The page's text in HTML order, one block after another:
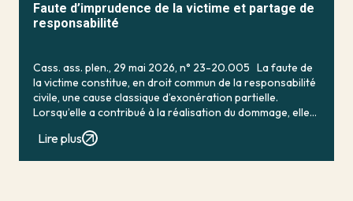
Faute d’imprudence de la victime et partage de
responsabilité
Cass. ass. plen., 29 mai 2026, n° 23-20.005 La faute de
la victime constitue, en droit commun de la responsabilité
civile, une cause classique d’exonération partielle.
Lorsqu’elle a contribué à la réalisation du dommage, elle
conduit en principe à […]
Lire plus